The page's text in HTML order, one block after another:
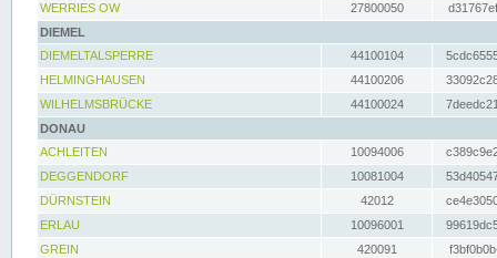
WERRIES OW
27800050
DIEMEL
DIEMELTALSPERRE
44100104
HELMINGHAUSEN
44100206
WILHELMSBRÜCKE
44100024
DONAU
ACHLEITEN
10094006
DEGGENDORF
10081004
DÜRNSTEIN
42012
ERLAU
10096001
GREIN
420091